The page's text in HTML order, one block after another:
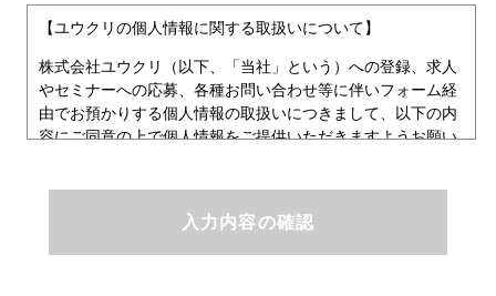
【ユウクリの個人情報に関する取扱いについて】
株式会社ユウクリ（以下、「当社」という）への登録、求人
やセミナーへの応募、各種お問い合わせ等に伴いフォーム経
由でお預かりする個人情報の取扱いにつきまして、以下の内
容にご同意の上で個人情報をご提供いただきますようお願い
ユウクリにおける個人情報保護方針